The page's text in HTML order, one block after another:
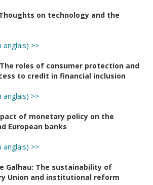
on technology and the
anglais) >>
The roles of consumer protection and
to credit in financial inclusion
anglais) >>
of monetary policy on the
European banks
anglais) >>
Galhau: The sustainability of
Union and institutional reform